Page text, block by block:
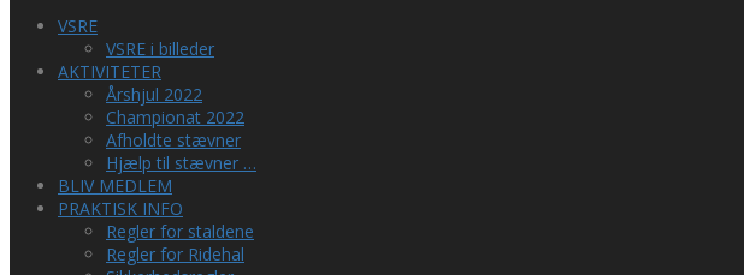
VSRE
VSRE i billeder
AKTIVITETER
Årshjul 2022
Championat 2022
Afholdte stævner
Hjælp til stævner …
BLIV MEDLEM
PRAKTISK INFO
Regler for staldene
Regler for Ridehal